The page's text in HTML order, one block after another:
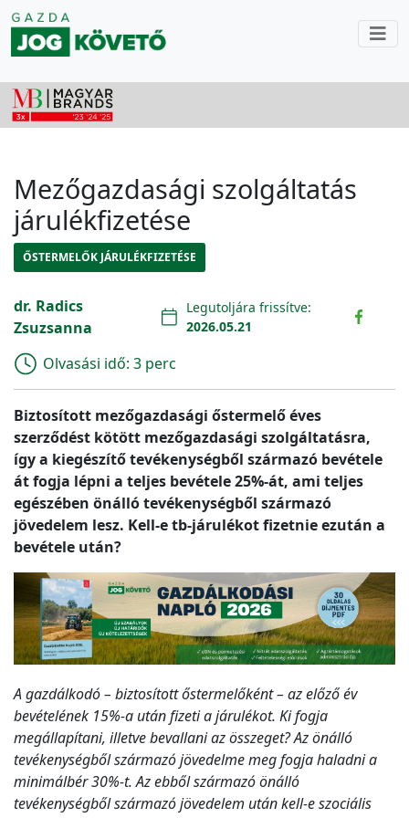
Mezőgazdasági szolgáltatás
járulékfizetése
ŐSTERMELŐK JÁRULÉKFIZETÉSE
dr. Radics
Zsuzsanna
Legutoljára frissítve:
2026.05.21
Olvasási idő: 3 perc
Biztosított mezőgazdasági őstermelő éves
szerződést kötött mezőgazdasági szolgáltatásra,
így a kiegészítő tevékenységből származó bevétele
át fogja lépni a teljes bevétele 25%-át, ami teljes
egészében önálló tevékenységből származó
jövedelem lesz. Kell-e tb-járulékot fizetnie ezután a
bevétele után?
A gazdálkodó – biztosított őstermelőként – az előző év
bevételének 15%-a után fizeti a járulékot. Ki fogja
megállapítani, illetve bevallani az összeget? Az önálló
tevékenységből származó jövedelme meg fogja haladni a
minimálbér 30%-t. Az ebből származó önálló
tevékenységből származó jövedelem után kell-e szociális